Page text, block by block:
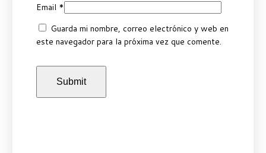
Email *
Guarda mi nombre, correo electrónico y web en
este navegador para la próxima vez que comente.